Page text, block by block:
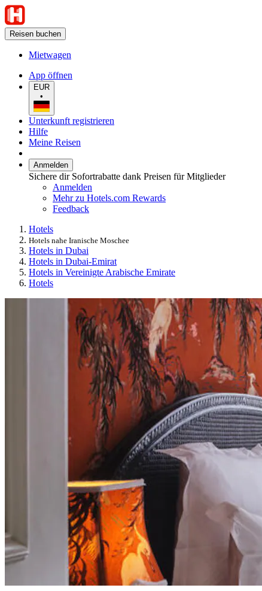
Reisen buchen
Mietwagen
App öffnen
EUR
•
Unterkunft registrieren
Hilfe
Meine Reisen
Anmelden
Sichere dir Sofortrabatte dank Preisen für Mitglieder
Anmelden
Mehr zu Hotels.com Rewards
Feedback
Hotels
Hotels nahe Iranische Moschee
Hotels in Dubai
Hotels in Dubai-Emirat
Hotels in Vereinigte Arabische Emirate
Hotels